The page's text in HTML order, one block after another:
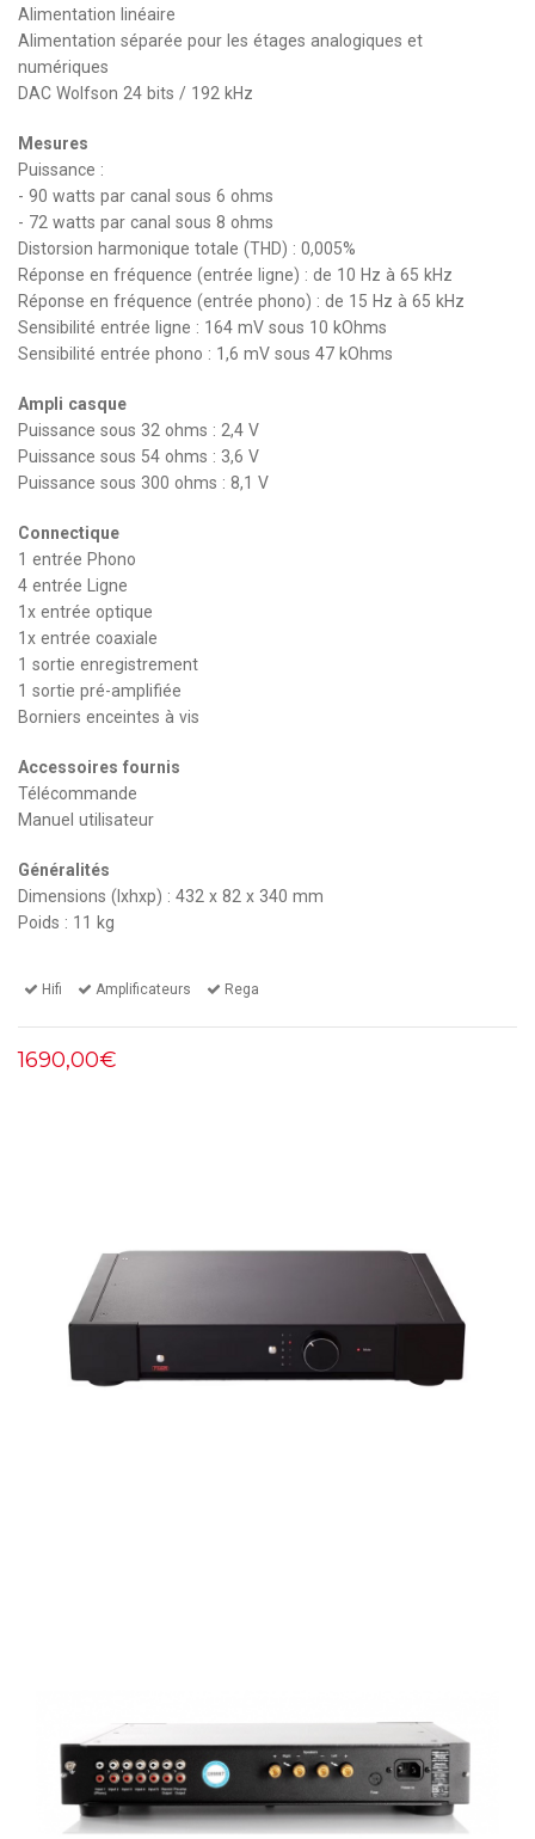
Alimentation linéaire
Alimentation séparée pour les étages analogiques et
numériques
DAC Wolfson 24 bits / 192 kHz
Mesures
Puissance :
- 90 watts par canal sous 6 ohms
- 72 watts par canal sous 8 ohms
Distorsion harmonique totale (THD) : 0,005%
Réponse en fréquence (entrée ligne) : de 10 Hz à 65 kHz
Réponse en fréquence (entrée phono) : de 15 Hz à 65 kHz
Sensibilité entrée ligne : 164 mV sous 10 kOhms
Sensibilité entrée phono : 1,6 mV sous 47 kOhms
Ampli casque
Puissance sous 32 ohms : 2,4 V
Puissance sous 54 ohms : 3,6 V
Puissance sous 300 ohms : 8,1 V
Connectique
1 entrée Phono
4 entrée Ligne
1x entrée optique
1x entrée coaxiale
1 sortie enregistrement
1 sortie pré-amplifiée
Borniers enceintes à vis
Accessoires fournis
Télécommande
Manuel utilisateur
Généralités
Dimensions (lxhxp) : 432 x 82 x 340 mm
Poids : 11 kg
Hifi Amplificateurs Rega
1690,00€